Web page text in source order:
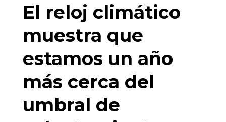
El reloj climático
muestra que
estamos un año
más cerca del
umbral de